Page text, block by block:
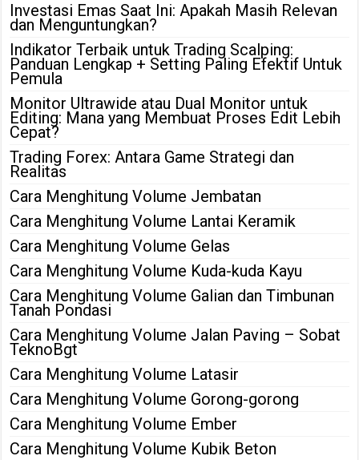
Investasi Emas Saat Ini: Apakah Masih Relevan
dan Menguntungkan?
Indikator Terbaik untuk Trading Scalping:
Panduan Lengkap + Setting Paling Efektif Untuk
Pemula
Monitor Ultrawide atau Dual Monitor untuk
Editing: Mana yang Membuat Proses Edit Lebih
Cepat?
Trading Forex: Antara Game Strategi dan
Realitas
Cara Menghitung Volume Jembatan
Cara Menghitung Volume Lantai Keramik
Cara Menghitung Volume Gelas
Cara Menghitung Volume Kuda-kuda Kayu
Cara Menghitung Volume Galian dan Timbunan
Tanah Pondasi
Cara Menghitung Volume Jalan Paving – Sobat
TeknoBgt
Cara Menghitung Volume Latasir
Cara Menghitung Volume Gorong-gorong
Cara Menghitung Volume Ember
Cara Menghitung Volume Kubik Beton